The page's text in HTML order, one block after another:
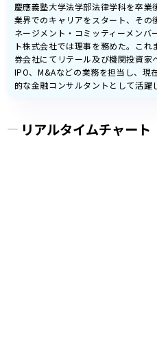
慶應義塾大学法学部法律学科を卒
業界でのキャリアをスタート、その
ネージメント・コミッティーメンバ
ト株式会社では理事を務めた。こ
券会社にてリテール及び機関投資家
IPO、M&Aなどの業務を担当し、現
的な金融コンサルタントとして活躍
リアルタイムチャート